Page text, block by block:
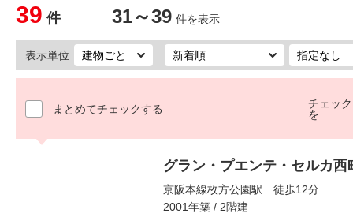
39 件 31～39 件を表示
表示単位
まとめてチェックする
チェッ
を
グラン・プエンテ・セルカ西
京阪本線枚方公園駅 徒歩12分
2001年築 / 2階建